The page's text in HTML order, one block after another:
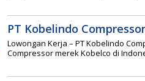
PT Kobelindo
Lowongan Kerja – PT Kobelindo
Compressor merek Kobelco di